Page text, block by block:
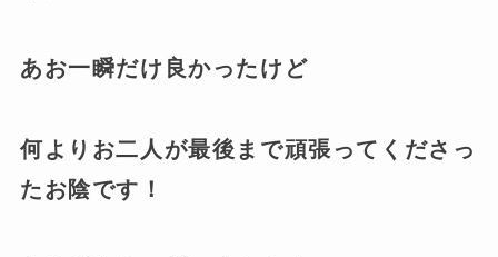
あお一瞬だけ良かったけど
何よりお二人が最後まで頑張ってくださっ
たお陰です！